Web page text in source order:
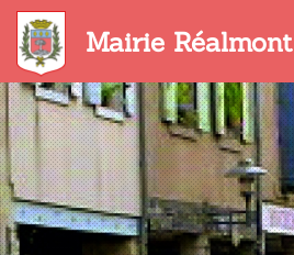
Aller
contenu
principal
Mairie Réalmont